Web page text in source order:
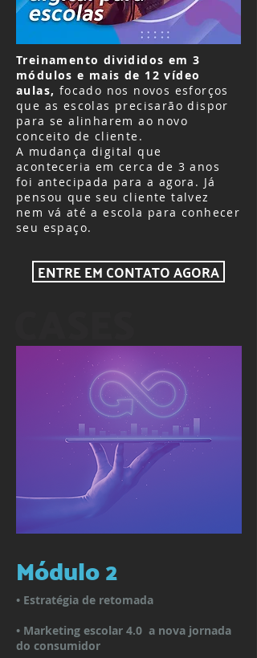
Treinamento divididos em 3
módulos e mais de 12 vídeo
aulas, focado nos novos esforços
que as escolas precisarão dispor
para se alinharem ao novo
conceito de cliente.
A mudança digital que
aconteceria em cerca de 3 anos
foi antecipada para a agora. Já
pensou que seu cliente talvez
nem vá até a escola para conhecer
seu espaço.
ENTRE EM CONTATO AGORA
Módulo 2
• Estratégia de retomada
• Marketing escolar 4.0 a nova jornada
do consumidor